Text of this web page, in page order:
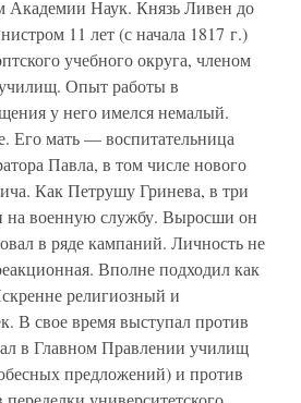
Академии Наук. Князь Ливен до
11 лет (с начала 1817 г.)
учебного округа, членом
Опыт работы в
у него имелся немалый.
Его мать — воспитательница
Павла, в том числе нового
Как Петрушу Гринева, в три
на военную службу. Выросши он
в ряде кампаний. Личность не
Вполне подходил как
религиозный и
В свое время выступал против
в Главном Правлении училищ
предложений) и против